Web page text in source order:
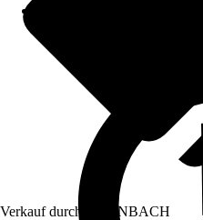
Verkauf durch: HORNBACH